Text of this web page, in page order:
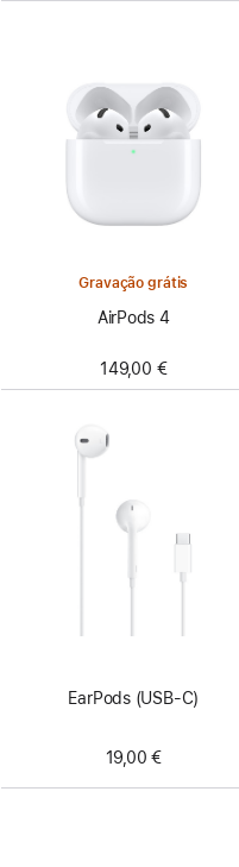
Gravação grátis
AirPods 4
149,00 €
EarPods (USB‑C)
19,00 €